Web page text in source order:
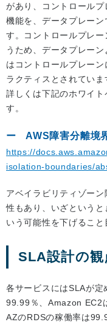
があり、コントロール
機能を、データプレー
す。コントロールプレ
うため、データプレー
はコントロールプレー
ラクティスとされていま
詳しくは下記のホワイ
す。
AWS障害分離境
https://
isolation-boundaries/
アベイラビリティゾー
性もあり、いざという
いう可能性を下げること
SLA設計の観
各サービスにはSLAが定
99.99％、Amazon EC2
AZのRDSの稼働率は